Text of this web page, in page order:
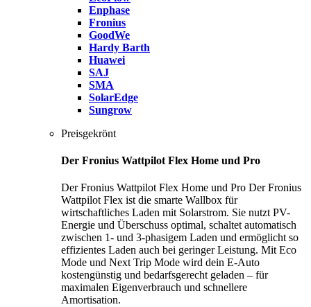
Enphase
Fronius
GoodWe
Hardy Barth
Huawei
SAJ
SMA
SolarEdge
Sungrow
Preisgekrönt
Der Fronius Wattpilot Flex Home und Pro
Der Fronius Wattpilot Flex Home und Pro Der Fronius
Wattpilot Flex ist die smarte Wallbox für
wirtschaftliches Laden mit Solarstrom. Sie nutzt PV-
Energie und Überschuss optimal, schaltet automatisch
zwischen 1- und 3-phasigem Laden und ermöglicht so
effizientes Laden auch bei geringer Leistung. Mit Eco
Mode und Next Trip Mode wird dein E-Auto
kostengünstig und bedarfsgerecht geladen – für
maximalen Eigenverbrauch und schnellere
Amortisation.